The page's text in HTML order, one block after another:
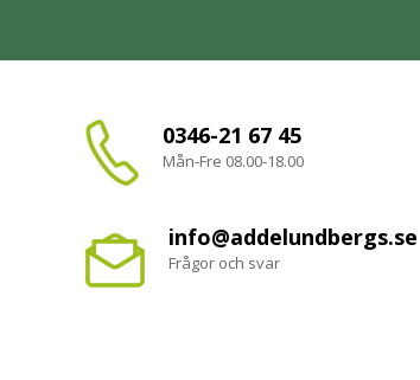
0346-21 67 45
Mån-Fre 08.00-18.00
info@addelundbergs.se
Frågor och svar